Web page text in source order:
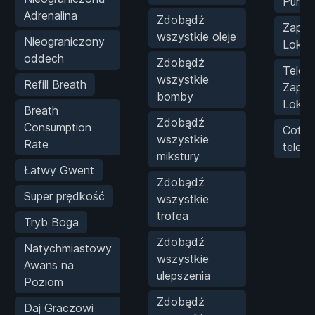
Adrenalina
Nieograniczony
oddech
Refill Breath
Breath
Consumption
Rate
Łatwy Gwent
Super prędkość
Tryb Boga
Natychmiastowy
Awans na
Poziom
Daj Graczowi
Zdobądź
wszystkie oleje
Zdobądź
wszystkie
bomby
Zdobądź
wszystkie
mikstury
Zdobądź
wszystkie
trofea
Zdobądź
wszystkie
ulepszenia
Zdobądź